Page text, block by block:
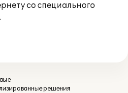
со специального
решения